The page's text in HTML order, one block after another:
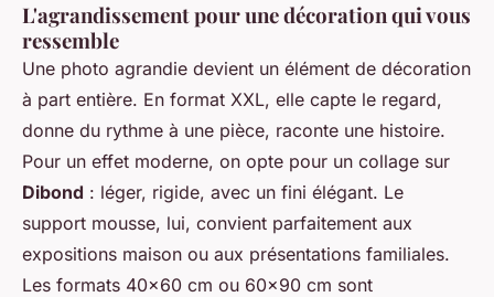
L'agrandissement pour une décoration qui vous
ressemble
Une photo agrandie devient un élément de décoration
à part entière. En format XXL, elle capte le regard,
donne du rythme à une pièce, raconte une histoire.
Pour un effet moderne, on opte pour un collage sur
Dibond : léger, rigide, avec un fini élégant. Le
support mousse, lui, convient parfaitement aux
expositions maison ou aux présentations familiales.
Les formats 40x60 cm ou 60x90 cm sont